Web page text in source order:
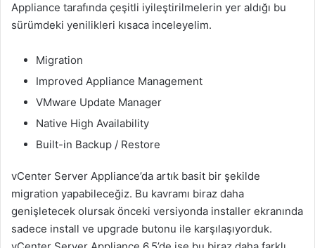
n
d
k
Appliance tarafında çeşitli iyileştirilmelerin yer aldığı bu
sürümdeki yenilikleri kısaca inceleyelim.
Migration
Improved Appliance Management
VMware Update Manager
Native High Availability
Built-in Backup / Restore
vCenter Server Appliance’da artık basit bir şekilde
migration yapabileceğiz. Bu kavramı biraz daha
genişletecek olursak önceki versiyonda installer ekranında
sadece install ve upgrade butonu ile karşılaşıyorduk.